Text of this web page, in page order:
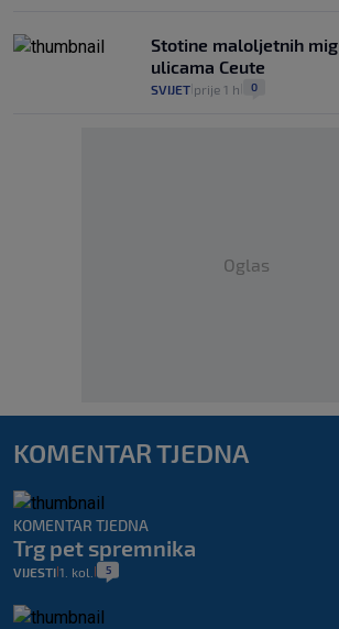
Stotine maloljetnih
ulicama Ceute
SVIJET prije 1 h 0
Oglas
KOMENTAR TJEDNA
KOMENTAR TJEDNA
Trg pet spremnika
VIJESTI 1. kol. 5